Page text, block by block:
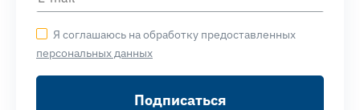
Я соглашаюсь на обработку предоставленных
персональных данных
Подписаться